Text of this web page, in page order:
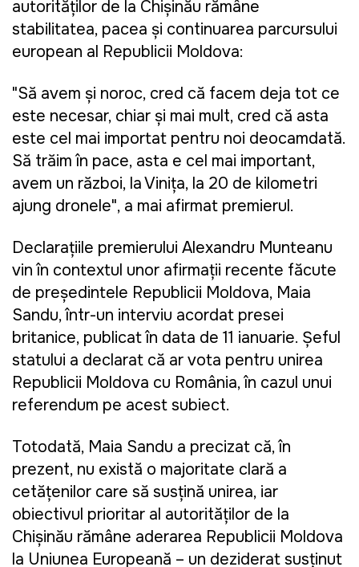
autorităților de la Chișinău rămâne
stabilitatea, pacea și continuarea parcursului
european al Republicii Moldova:
"Să avem şi noroc, cred că facem deja tot ce
este necesar, chiar şi mai mult, cred că asta
este cel mai importat pentru noi deocamdată.
Să trăim în pace, asta e cel mai important,
avem un război, la Viniţa, la 20 de kilometri
ajung dronele", a mai afirmat premierul.
Declarațiile premierului Alexandru Munteanu
vin în contextul unor afirmații recente făcute
de președintele Republicii Moldova, Maia
Sandu, într-un interviu acordat presei
britanice, publicat în data de 11 ianuarie. Șeful
statului a declarat că ar vota pentru unirea
Republicii Moldova cu România, în cazul unui
referendum pe acest subiect.
Totodată, Maia Sandu a precizat că, în
prezent, nu există o majoritate clară a
cetățenilor care să susțină unirea, iar
obiectivul prioritar al autorităților de la
Chișinău rămâne aderarea Republicii Moldova
la Uniunea Europeană – un deziderat susținut